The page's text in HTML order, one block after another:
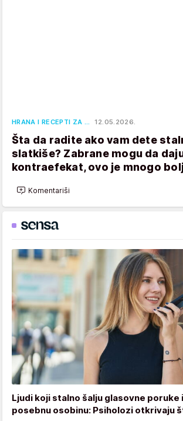
HRANA I RECEPTI ZA … 12.05.2026.
Šta da radite ako vam dete
slatkiše? Zabrane mogu da
kontraefekat, ovo je mnogo
Komentariši
Ljudi koji stalno šalju glasovne poruke
posebnu osobinu: Psiholozi otkrivaju